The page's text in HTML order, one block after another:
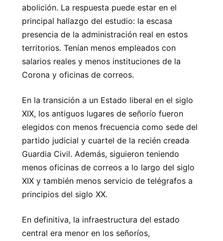
abolición. La respuesta puede estar en el
principal hallazgo del estudio: la escasa
presencia de la administración real en estos
territorios. Tenían menos empleados con
salarios reales y menos instituciones de la
Corona y oficinas de correos.
En la transición a un Estado liberal en el siglo
XIX, los antiguos lugares de señorío fueron
elegidos con menos frecuencia como sede del
partido judicial y cuartel de la recién creada
Guardia Civil. Además, siguieron teniendo
menos oficinas de correos a lo largo del siglo
XIX y también menos servicio de telégrafos a
principios del siglo XX.
En definitiva, la infraestructura del estado
central era menor en los señoríos,